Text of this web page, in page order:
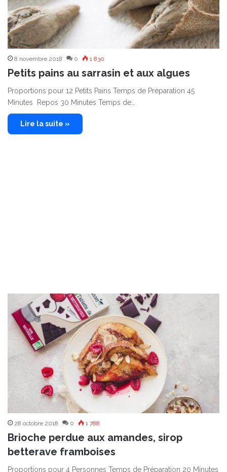
8 novembre 2018 0 1 830
Petits pains au sarrasin et aux algues
Proportions pour 12 Petits Pains Temps de Préparation 45
Minutes Repos 30 Minutes Temps de…
Lire la suite »
28 octobre 2018 0 1 788
Brioche perdue aux amandes, sirop
betterave framboises
Proportions pour 4 Personnes Temps de Préparation 20 Minutes